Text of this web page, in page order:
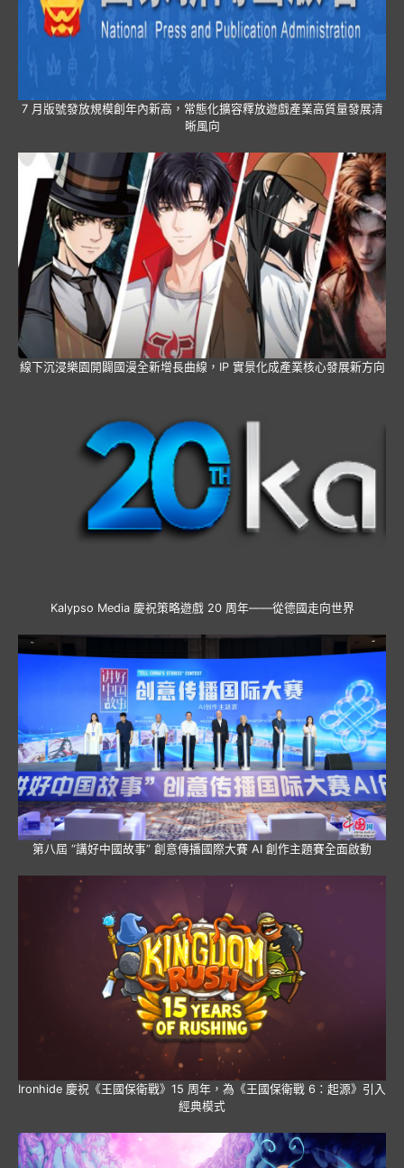
7 月版號發放規模創年內新高，常態化擴容釋放遊戲產業高質量發展清
晰風向
線下沉浸樂園開闢國漫全新增長曲線，IP 實景化成產業核心發展新方向
Kalypso Media 慶祝策略遊戲 20 周年——從德國走向世界
第八屆 “講好中國故事” 創意傳播國際大賽 AI 創作主題賽全面啟動
Ironhide 慶祝《王國保衛戰》15 周年，為《王國保衛戰 6：起源》引入
經典模式